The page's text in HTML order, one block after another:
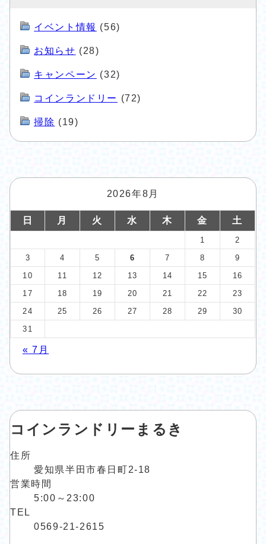
イベント情報 (56)
お知らせ (28)
キャンペーン (32)
コインランドリー (72)
掃除 (19)
2026年8月
日 月 火 水 木 金 土
1
2
3
4 5 6 7 8
9
10
11 12 13 14 15
16
17
18 19 20 21 22
23
24
25 26 27 28 29
30
31
« 7月
コインランドリーまるき
住所
愛知県半田市春日町2-18
営業時間
5:00～23:00
TEL
0569-21-2615